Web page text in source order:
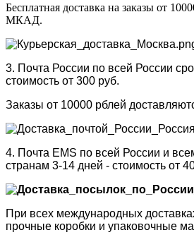
Бесплатная доставка на заказы от
МКАД.
3. Почта России по всей России
стоимость от 300 руб.
Заказы от 10000 рблей
4. Почта EMS по всей России и
странам 3-14 дней - стоимость от
При всех международных
прочные коробки и упаковочные